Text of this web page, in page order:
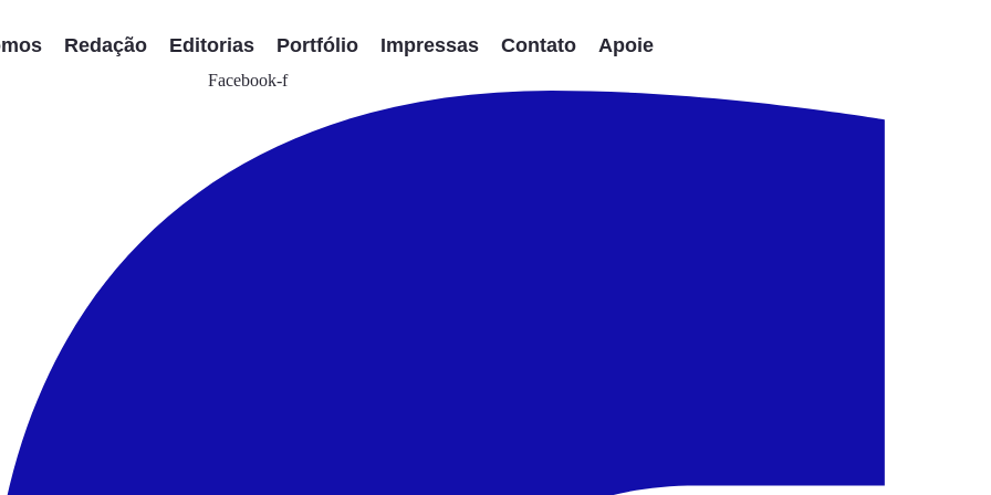
Redação Editorias Portfólio Impressas Contato Apoie
Facebook-f